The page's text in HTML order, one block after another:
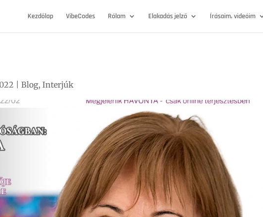
Kezdőlap VibeCodes Rólam Elakadás jelző Írásaim, videóim
|Blog,Interjúk